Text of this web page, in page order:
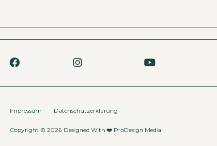
Copyright © 2026 Designed With ❤️ ProDesign.Media
Impressum Datenschutzerklärung